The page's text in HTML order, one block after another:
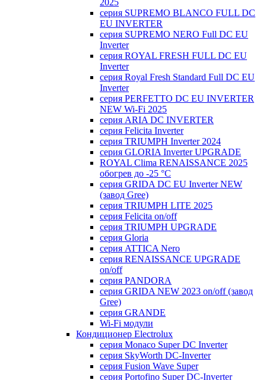
2025
серия SUPREMO BLANCO FULL DC
EU INVERTER
серия SUPREMO NERO Full DC EU
Inverter
серия ROYAL FRESH FULL DC EU
Inverter
серия Royal Fresh Standard Full DC EU
Inverter
серия PERFETTO DC EU INVERTER
NEW Wi-Fi 2025
серия ARIA DC INVERTER
серия Felicita Inverter
серия TRIUMPH Inverter 2024
серия GLORIA Inverter UPGRADE
ROYAL Clima RENAISSANCE 2025
обогрев до -25 °С
серия GRIDA DC EU Inverter NEW
(завод Gree)
серия TRIUMPH LITE 2025
серия Felicita on/off
серия TRIUMPH UPGRADE
серия Gloria
серия ATTICA Nero
серия RENAISSANCE UPGRADE
on/off
серия PANDORA
серия GRIDA NEW 2023 on/off (завод
Gree)
серия GRANDE
Wi-Fi модули
Кондиционер Electrolux
серия Monaco Super DC Inverter
серия SkyWorth DC-Inverter
серия Fusion Wave Super
серия Portofino Super DC-Inverter